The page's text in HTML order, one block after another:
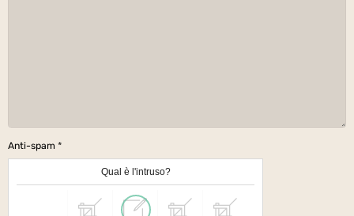
Anti-spam
Qual è l'intruso?